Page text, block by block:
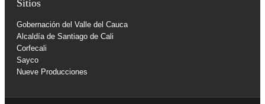
Sitios
Gobernación del Valle del Cauca
Alcaldía de Santiago de Cali
Corfecali
Sayco
Nueve Producciones